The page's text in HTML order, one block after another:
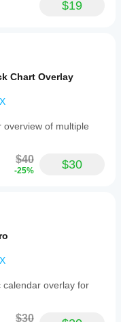
$19
Chart Overlay
of multiple
$40
-25% $30
calendar overlay for
$30